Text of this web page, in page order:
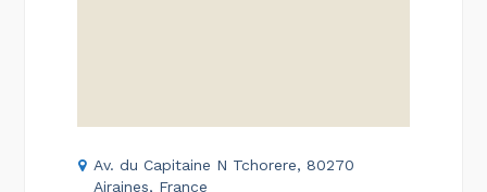
Av. du Capitaine N Tchorere, 80270
Airaines, France